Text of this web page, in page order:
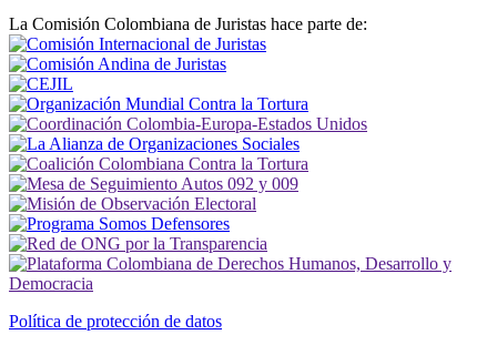
La Comisión Colombiana de Juristas hace parte de:
Política de protección de datos